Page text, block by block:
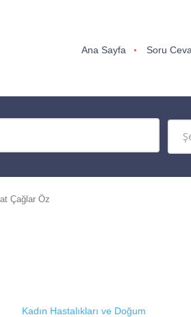
Ana Sayfa Soru
Çağlar Öz
Kadın Hastalıkları ve Doğum